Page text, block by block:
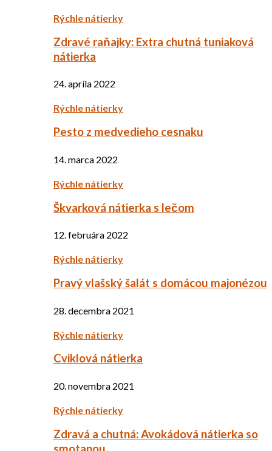
Rýchle nátierky
Zdravé raňajky: Extra chutná tuniaková
nátierka
24. apríla 2022
Rýchle nátierky
Pesto z medvedieho cesnaku
14. marca 2022
Rýchle nátierky
Škvarková nátierka s lečom
12. februára 2022
Rýchle nátierky
Pravý vlašský šalát s domácou majonézou
28. decembra 2021
Rýchle nátierky
Cviklová nátierka
20. novembra 2021
Rýchle nátierky
Zdravá a chutná: Avokádová nátierka so